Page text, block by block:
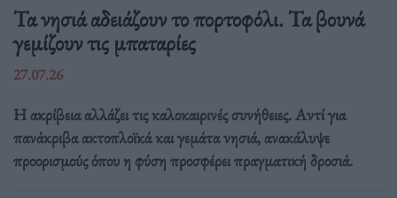
Τα νησιά αδειάζουν το πορτοφόλι. Τα βουνά
γεμίζουν τις μπαταρίες
27.07.26
Η ακρίβεια αλλάζει τις καλοκαιρινές συνήθειες. Αντί για
πανάκριβα ακτοπλοϊκά και γεμάτα νησιά, ανακάλυψε
προορισμούς όπου η φύση προσφέρει πραγματική δροσιά.